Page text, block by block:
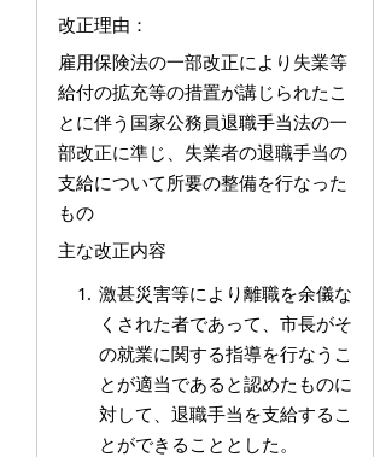
改正理由：
雇用保険法の一部改正により失業等
給付の拡充等の措置が講じられたこ
とに伴う国家公務員退職手当法の一
部改正に準じ、失業者の退職手当の
支給について所要の整備を行なった
もの
主な改正内容
激甚災害等により離職を余儀な
くされた者であって、市長がそ
の就業に関する指導を行なうこ
とが適当であると認めたものに
対して、退職手当を支給するこ
とができることとした。